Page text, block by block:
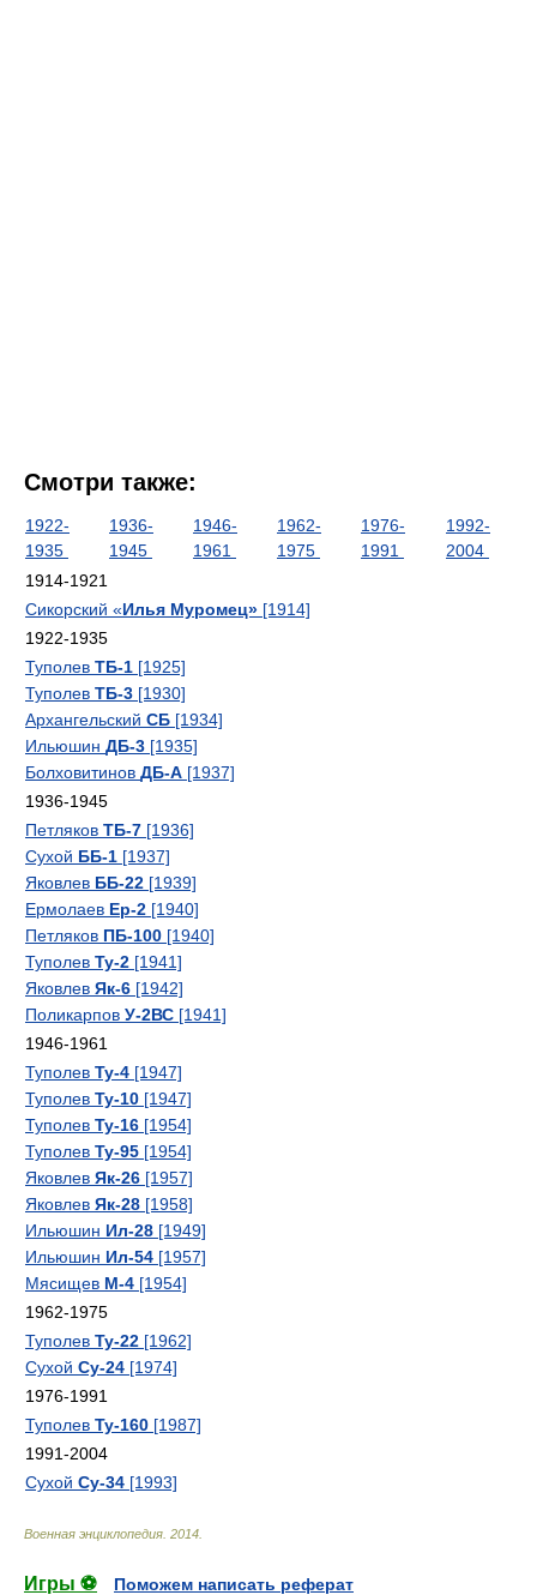
Смотри также:
1922-
1935
1936-
1945
1946-
1961
1962-
1975
1976-
1991
1992-
2004
1914-1921
Сикорский «Илья Муромец» [1914]
1922-1935
Туполев ТБ-1 [1925]
Туполев ТБ-3 [1930]
Архангельский СБ [1934]
Ильюшин ДБ-3 [1935]
Болховитинов ДБ-А [1937]
1936-1945
Петляков ТБ-7 [1936]
Сухой ББ-1 [1937]
Яковлев ББ-22 [1939]
Ермолаев Ер-2 [1940]
Петляков ПБ-100 [1940]
Туполев Ту-2 [1941]
Яковлев Як-6 [1942]
Поликарпов У-2ВС [1941]
1946-1961
Туполев Ту-4 [1947]
Туполев Ту-10 [1947]
Туполев Ту-16 [1954]
Туполев Ту-95 [1954]
Яковлев Як-26 [1957]
Яковлев Як-28 [1958]
Ильюшин Ил-28 [1949]
Ильюшин Ил-54 [1957]
Мясищев М-4 [1954]
1962-1975
Туполев Ту-22 [1962]
Сухой Су-24 [1974]
1976-1991
Туполев Ту-160 [1987]
1991-2004
Сухой Су-34 [1993]
Военная энциклопедия 2014
Игры ⚽
Поможем написать реферат